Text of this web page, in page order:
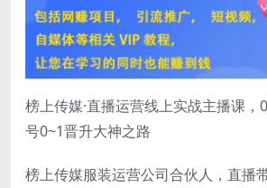
榜上传媒·直播运营线上实战主播课，
号0~1晋升大神之路
榜上传媒服装运营公司合伙人，直播